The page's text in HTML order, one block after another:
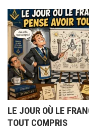
LE JOUR OÙ LE
TOUT COMPRIS